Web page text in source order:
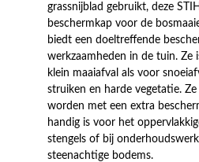
grassnijblad gebruikt, deze
beschermkap voor de
biedt een doeltreffende
werkzaamheden in de tuin. Ze
klein maaiafval als voor
struiken en harde vegetatie.
worden met een extra
handig is voor het
stengels of bij
steenachtige bodems.